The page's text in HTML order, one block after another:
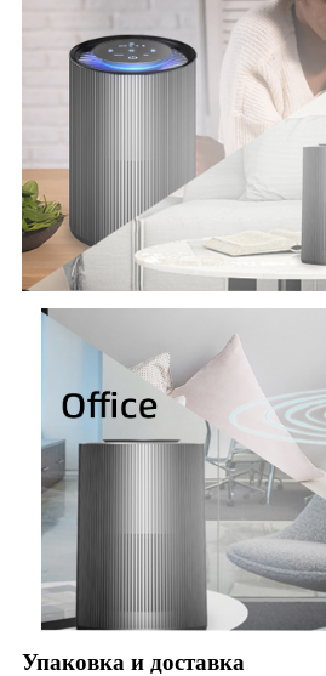
Упаковка и доставка